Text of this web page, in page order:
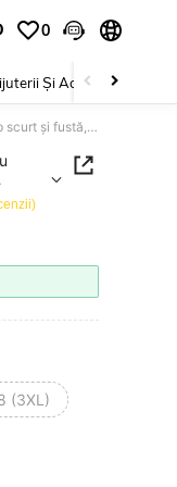
0
Și Accesorii
Sunnyshic Set elegant de 2 piese pentru femei de mărime mare, culoare solidă, cu mâneci bufante, top scurt și fustă, stil vacanță
(3XL)